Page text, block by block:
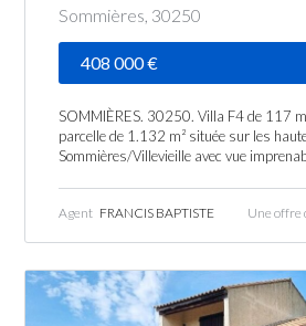
Sommières, 30250
408 000 €
SOMMIÈRES. 30250. Villa F4 de 117
parcelle de 1.132 m² située sur les
Sommières/Villevieille avec vue
Agent FRANCIS BAPTISTE Une offre